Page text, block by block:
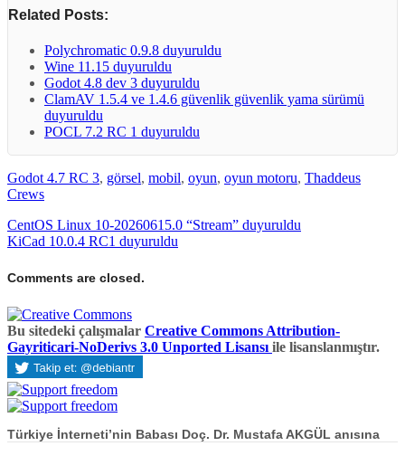
Related Posts:
Polychromatic 0.9.8 duyuruldu
Wine 11.15 duyuruldu
Godot 4.8 dev 3 duyuruldu
ClamAV 1.5.4 ve 1.4.6 güvenlik güvenlik yama sürümü
duyuruldu
POCL 7.2 RC 1 duyuruldu
Godot 4.7 RC 3, görsel, mobil, oyun, oyun motoru, Thaddeus
Crews
CentOS Linux 10-20260615.0 “Stream” duyuruldu
KiCad 10.0.4 RC1 duyuruldu
Comments are closed.
Bu sitedeki çalışmalar Creative Commons Attribution-
Gayriticari-NoDerivs 3.0 Unported Lisansı ile lisanslanmıştır.
Türkiye İnterneti’nin Babası Doç. Dr. Mustafa AKGÜL anısına